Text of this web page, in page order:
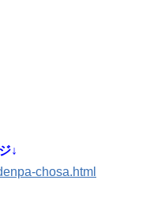
↓
chosa.html